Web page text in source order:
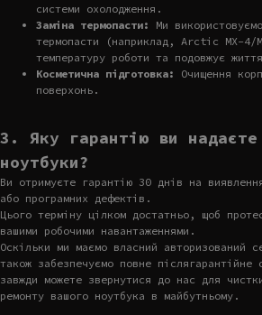
системи охолодження.
Заміна термопасти:
Ми
термопасти (наприклад, Arctic MX-4/
температуру роботи та подовжує
Косметична підготовка:
Очищення
поверхонь.
3. Яку гарантію ви
ноутбуки?
Ви отримуєте гарантію 30 днів на
або програмних дефектів.
Цього терміну цілком достатньо, щоб
вашими робочими навантаженнями.
Оскільки ми маємо власний авторизований
також забезпечуємо повне післягарантійне
завжди можете звернутися до нас для
ремонту вашого ноутбука в майбутньому.